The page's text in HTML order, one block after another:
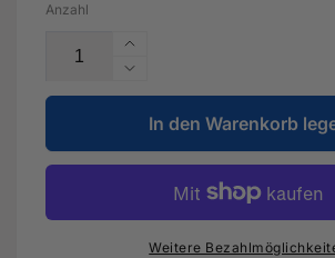
Preis
Anzahl
Erhöhe
die
Menge
für
510PS
EXPORT
BAUSATZ
für
Audi
Verringere
die
Menge
für
510PS
EXPORT
BAUSATZ
für
In den Warenkorb
Weitere